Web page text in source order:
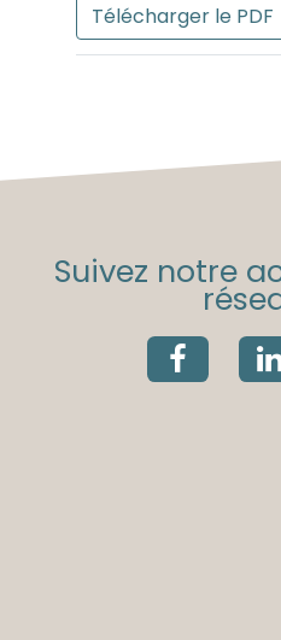
Télécharger le PDF
Suivez notre